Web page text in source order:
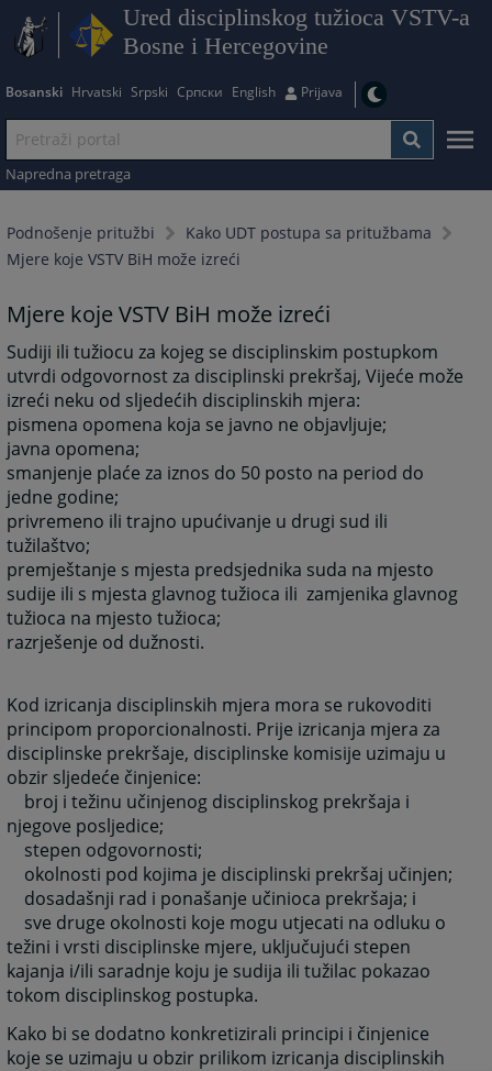
Ured disciplinskog tužioca VSTV-a
Bosne i Hercegovine
Bosanski Hrvatski Srpski Српски English Prijava
Napredna pretraga
Podnošenje pritužbi
Kako UDT postupa sa pritužbama
Mjere koje VSTV BiH može izreći
Mjere koje VSTV BiH može izreći
Sudiji ili tužiocu za kojeg se disciplinskim postupkom
utvrdi odgovornost za disciplinski prekršaj, Vijeće može
izreći neku od sljedećih disciplinskih mjera:
pismena opomena koja se javno ne objavljuje;
javna opomena;
smanjenje plaće za iznos do 50 posto na period do
jedne godine;
privremeno ili trajno upućivanje u drugi sud ili
tužilaštvo;
premještanje s mjesta predsjednika suda na mjesto
sudije ili s mjesta glavnog tužioca ili zamjenika glavnog
tužioca na mjesto tužioca;
razrješenje od dužnosti.
Kod izricanja disciplinskih mjera mora se rukovoditi
principom proporcionalnosti. Prije izricanja mjera za
disciplinske prekršaje, disciplinske komisije uzimaju u
obzir sljedeće činjenice:
broj i težinu učinjenog disciplinskog prekršaja i
njegove posljedice;
stepen odgovornosti;
okolnosti pod kojima je disciplinski prekršaj učinjen;
dosadašnji rad i ponašanje učinioca prekršaja; i
sve druge okolnosti koje mogu utjecati na odluku o
težini i vrsti disciplinske mjere, uključujući stepen
kajanja i/ili saradnje koju je sudija ili tužilac pokazao
tokom disciplinskog postupka.
Kako bi se dodatno konkretizirali principi i činjenice
koje se uzimaju u obzir prilikom izricanja disciplinskih